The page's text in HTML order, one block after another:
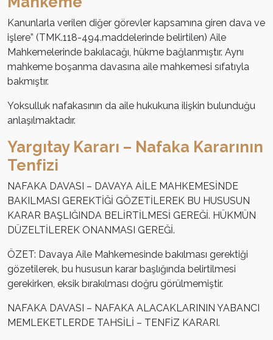
Kanunlarla verilen diğer görevler kapsamına giren dava ve
işlere” (TMK.118-494.maddelerinde belirtilen) Aile
Mahkemelerinde bakılacağı, hükme bağlanmıştır. Aynı
mahkeme boşanma davasına aile mahkemesi sıfatıyla
bakmıştır.
Yoksulluk nafakasının da aile hukukuna ilişkin bulunduğu
anlaşılmaktadır.
Yargıtay Kararı – Nafaka Kararının
Tenfizi
NAFAKA DAVASI – DAVAYA AİLE MAHKEMESİNDE
BAKILMASI GEREKTİĞİ GÖZETİLEREK BU HUSUSUN
KARAR BAŞLIĞINDA BELİRTİLMESİ GEREĞİ. HÜKMÜN
DÜZELTİLEREK ONANMASI GEREĞİ.
ÖZET: Davaya Aile Mahkemesinde bakılması gerektiği
gözetilerek, bu hususun karar başlığında belirtilmesi
gerekirken, eksik bırakılması doğru görülmemiştir.
NAFAKA DAVASI – NAFAKA ALACAKLARININ YABANCI
MEMLEKETLERDE TAHSİLİ – TENFİZ KARARI.